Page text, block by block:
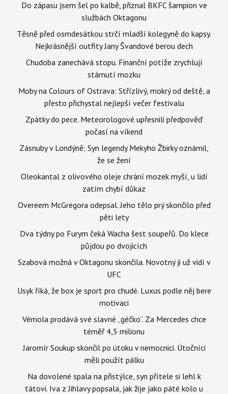
Do zápasu jsem šel po kalbě, přiznal BKFC šampion ve
službách Oktagonu
Těsně před osmdesátkou strčí mladší kolegyně do kapsy.
Nejkrásnější outfity Jany Švandové berou dech
Chudoba zanechává stopu. Finanční potíže zrychlují
stárnutí mozku
Moby na Colours of Ostrava: Střízlivý, mokrý od deště, a
přesto přichystal nejlepší večer festivalu
Zpátky do pece. Meteorologové upřesnili předpověď
počasí na víkend
Zásnuby v Londýně: Syn legendy Mekyho Žbirky oznámil,
že se žení
Oleokantal z olivového oleje chrání mozek myší, u lidí
zatím chybí důkaz
Overeem McGregora odepsal. Jeho tělo prý skončilo před
pěti lety
Dva týdny po Furym čeká Wacha šest soupeřů. Do klece
půjdou po dvojicích
Szabová možná v Oktagonu skončila. Novotný ji už vidí v
UFC
Usyk říká, že box je sport pro chudé. Luxus podle něj bere
motivaci
Vémola prodává své slavné „géčko“. Za Mercedes chce
téměř 4,5 milionu
Jaromír Soukup skončil po útoku v nemocnici. Útočníci
měli použít pálku
Na dovolené spala na přistýlce, syn přítele si lehl k
tátovi. Iva z Jihlavy popsala, jak žije jako páté kolo u